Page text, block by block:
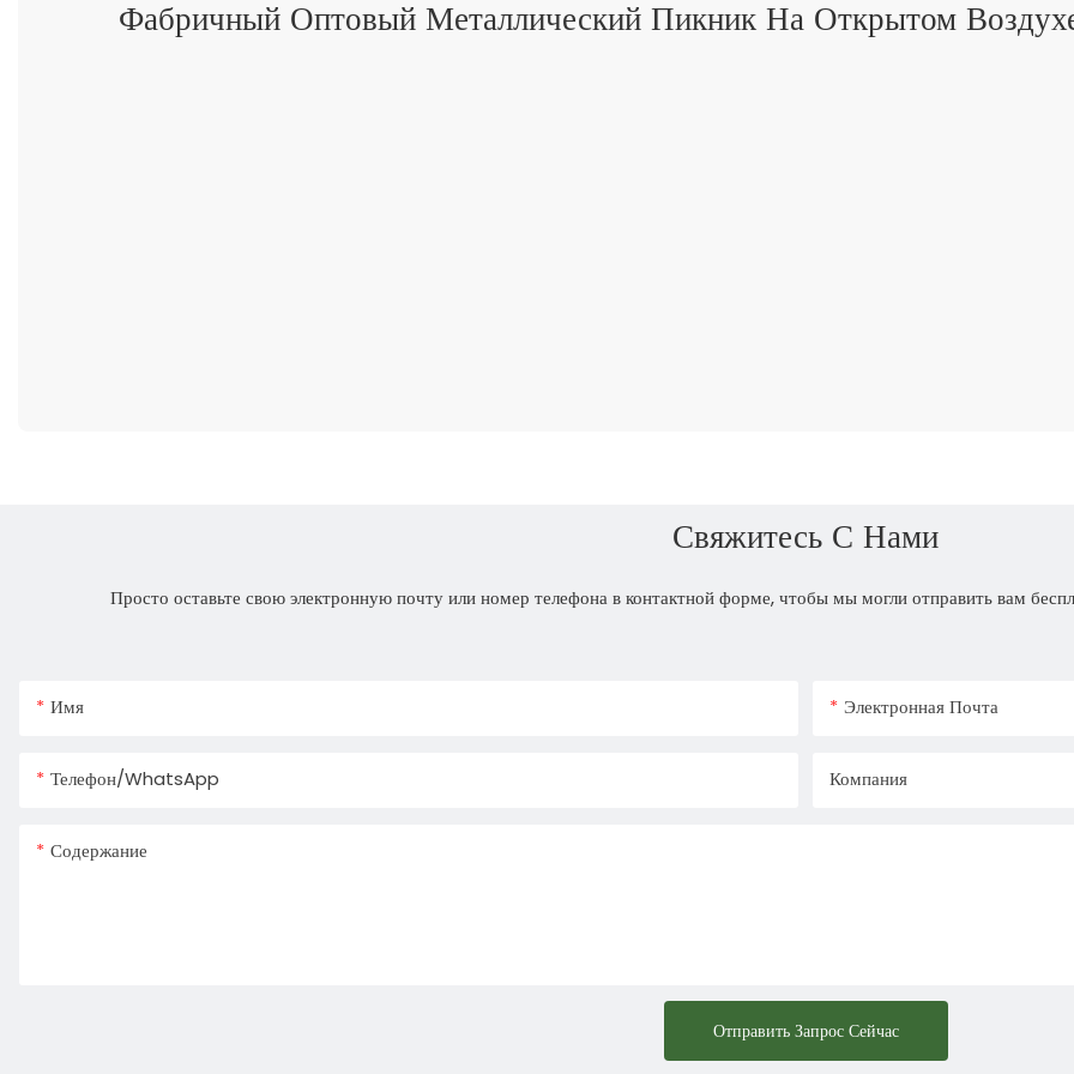
Фабричный Оптовый Металлический Пикник На Открытом
Свяжитесь С Нами
Просто оставьте свою электронную почту или номер телефона в контактной форме, чтобы мы могли отправить вам
Имя Электронная Почта
Телефон/WhatsApp Компания
Содержание
Отправить Запрос Сейчас